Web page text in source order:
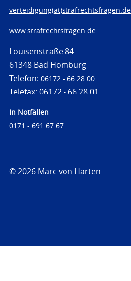
verteidigung(at)strafrechtsfragen.de
www.strafrechtsfragen.de
Louisenstraße 84
61348 Bad Homburg
Telefon: 06172 - 66 28 00
Telefax: 06172 - 66 28 01
In Notfällen
0171 - 691 67 67
© 2026 Marc von Harten